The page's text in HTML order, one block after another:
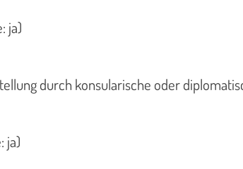
ja)
durch konsularische oder
ja)